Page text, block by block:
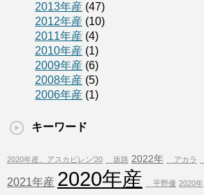
2013年産 (47)
2012年産 (10)
2011年産 (4)
2010年産 (1)
2009年産 (6)
2008年産 (5)
2006年産 (1)
キーワード
2020年産、アスカビレン'20 坂路 2022年 アカラ
2021年産 2020年産 平野優 2020年